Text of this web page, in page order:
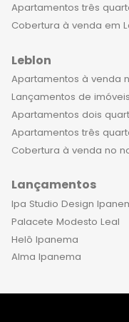
Apartamentos três
Cobertura à venda em
Leblon
Apartamentos à venda
Lançamentos de
Apartamentos dois
Apartamentos três
Cobertura à venda no
Lançamentos
Ipa Studio Design
Palacete Modesto Leal
Helô Ipanema
Alma Ipanema